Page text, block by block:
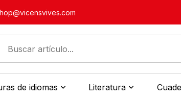
de idiomas Literatura